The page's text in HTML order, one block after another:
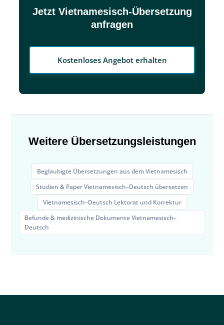
Jetzt Vietnamesisch-Übersetzung
anfragen
Kostenloses Angebot erhalten
Weitere Übersetzungsleistungen
Beglaubigte Übersetzungen aus dem Vietnamesisch
Studien & Paper Vietnamesisch–Deutsch übersetzen
Vietnamesisch–Deutsch Lektorat und Korrektur
Befunde & medizinische Dokumente Vietnamesisch–
Deutsch